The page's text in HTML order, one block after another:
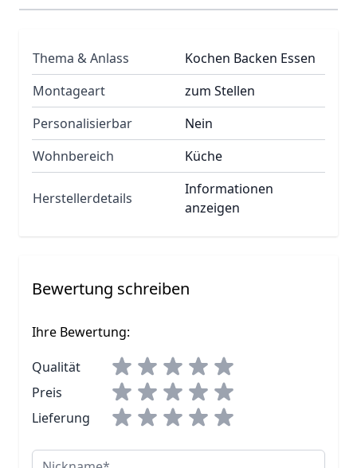
Thema & Anlass
Kochen Backen Essen
Montageart
zum Stellen
Personalisierbar
Nein
Wohnbereich
Küche
Herstellerdetails
Informationen
anzeigen
Bewertung schreiben
Ihre Bewertung:
Qualität
Preis
Lieferung
Nickname